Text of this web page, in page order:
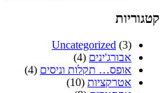
קטגוריות
Uncategorized (3)
אבורג'ינים (4)
אופס… תקלות וניסים (4)
אטרקציות (10)